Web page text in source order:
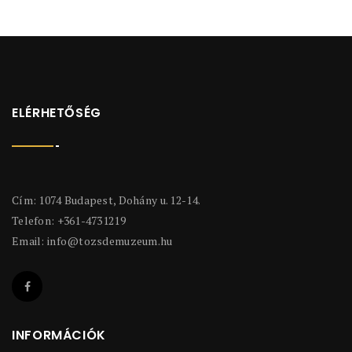
ELÉRHETŐSÉG
Cím: 1074 Budapest, Dohány u. 12-14.
Telefon: +361-4731219
Email: info@tozsdemuzeum.hu
INFORMÁCIÓK